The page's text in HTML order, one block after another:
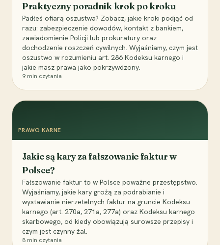
Praktyczny poradnik krok po kroku
Padłeś ofiarą oszustwa? Zobacz, jakie kroki podjąć od
razu: zabezpieczenie dowodów, kontakt z bankiem,
zawiadomienie Policji lub prokuratury oraz
dochodzenie roszczeń cywilnych. Wyjaśniamy, czym jest
oszustwo w rozumieniu art. 286 Kodeksu karnego i
jakie masz prawa jako pokrzywdzony.
9 min czytania
PRAWO KARNE
Jakie są kary za fałszowanie faktur w
Polsce?
Fałszowanie faktur to w Polsce poważne przestępstwo.
Wyjaśniamy, jakie kary grożą za podrabianie i
wystawianie nierzetelnych faktur na gruncie Kodeksu
karnego (art. 270a, 271a, 277a) oraz Kodeksu karnego
skarbowego, od kiedy obowiązują surowsze przepisy i
czym jest czynny żal.
8 min czytania